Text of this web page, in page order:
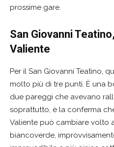
prossime gare.
San Giovanni
Valiente
Per il San Giovanni Teatino,
molto più di tre punti. È una
due pareggi che avevano
soprattutto, è la conferma
Valiente può cambiare volto
biancoverde,